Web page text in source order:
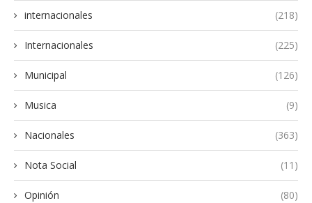
internacionales (218)
Internacionales (225)
Municipal (126)
Musica (9)
Nacionales (363)
Nota Social (11)
Opinión (80)